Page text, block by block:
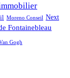
Moreno Conseil Next
Fontainebleau
Gogh